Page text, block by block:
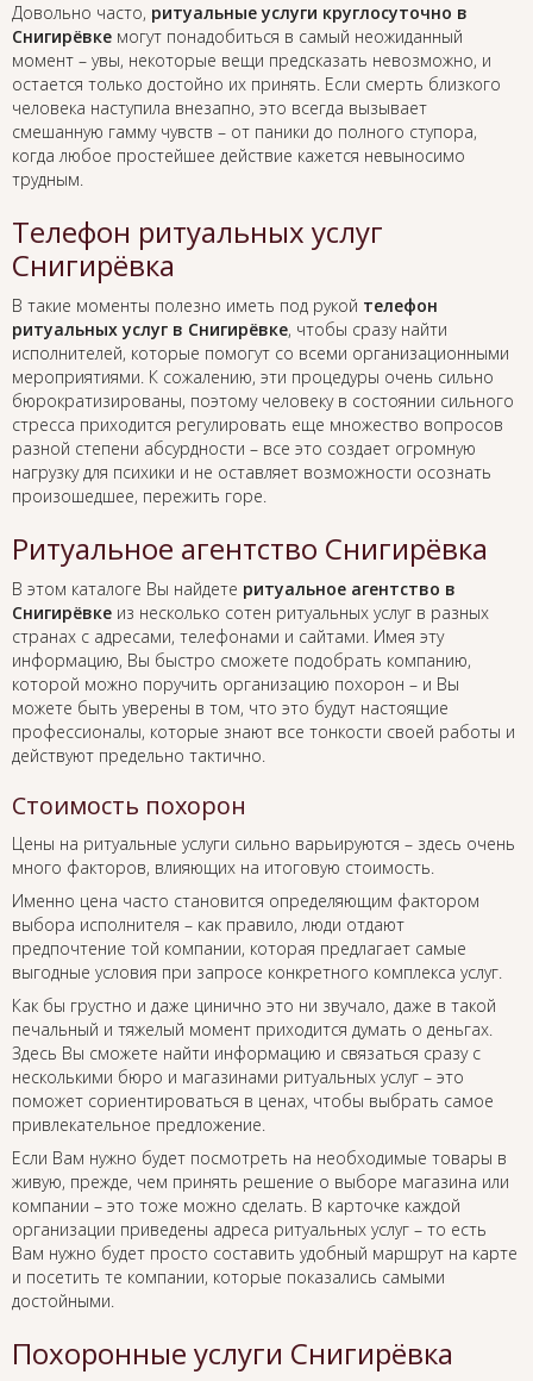
Довольно часто, ритуальные услуги круглосуточно в
Снигирёвке могут понадобиться в самый неожиданный
момент – увы, некоторые вещи предсказать невозможно, и
остается только достойно их принять. Если смерть близкого
человека наступила внезапно, это всегда вызывает
смешанную гамму чувств – от паники до полного ступора,
когда любое простейшее действие кажется невыносимо
трудным.
Телефон ритуальных услуг
Снигирёвка
В такие моменты полезно иметь под рукой телефон
ритуальных услуг в Снигирёвке, чтобы сразу найти
исполнителей, которые помогут со всеми организационными
мероприятиями. К сожалению, эти процедуры очень сильно
бюрократизированы, поэтому человеку в состоянии сильного
стресса приходится регулировать еще множество вопросов
разной степени абсурдности – все это создает огромную
нагрузку для психики и не оставляет возможности осознать
произошедшее, пережить горе.
Ритуальное агентство Снигирёвка
В этом каталоге Вы найдете ритуальное агентство в
Снигирёвке из несколько сотен ритуальных услуг в разных
странах с адресами, телефонами и сайтами. Имея эту
информацию, Вы быстро сможете подобрать компанию,
которой можно поручить организацию похорон – и Вы
можете быть уверены в том, что это будут настоящие
профессионалы, которые знают все тонкости своей работы и
действуют предельно тактично.
Стоимость похорон
Цены на ритуальные услуги сильно варьируются – здесь очень
много факторов, влияющих на итоговую стоимость.
Именно цена часто становится определяющим фактором
выбора исполнителя – как правило, люди отдают
предпочтение той компании, которая предлагает самые
выгодные условия при запросе конкретного комплекса услуг.
Как бы грустно и даже цинично это ни звучало, даже в такой
печальный и тяжелый момент приходится думать о деньгах.
Здесь Вы сможете найти информацию и связаться сразу с
несколькими бюро и магазинами ритуальных услуг – это
поможет сориентироваться в ценах, чтобы выбрать самое
привлекательное предложение.
Если Вам нужно будет посмотреть на необходимые товары в
живую, прежде, чем принять решение о выборе магазина или
компании – это тоже можно сделать. В карточке каждой
организации приведены адреса ритуальных услуг – то есть
Вам нужно будет просто составить удобный маршрут на карте
и посетить те компании, которые показались самыми
достойными.
Похоронные услуги Снигирёвка